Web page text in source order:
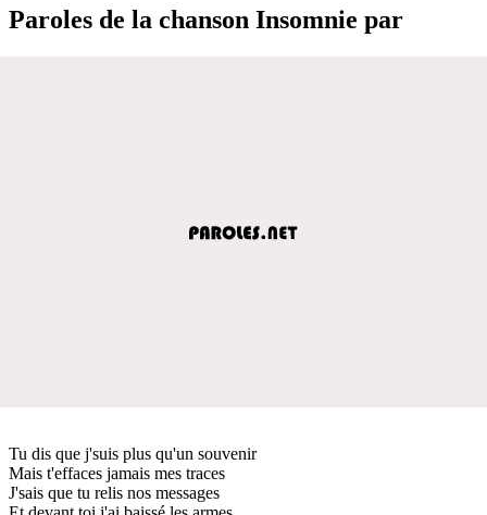
Paroles de la chanson Insomnie par
Tu dis que j'suis plus qu'un souvenir
Mais t'effaces jamais mes traces
J'sais que tu relis nos messages